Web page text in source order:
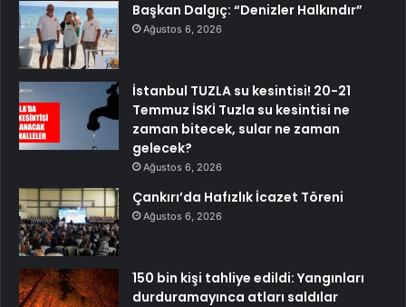
Başkan Dalgıç: “Denizler Halkındır”
Ağustos 6, 2026
İstanbul TUZLA su kesintisi! 20-21
Temmuz İSKİ Tuzla su kesintisi ne
zaman bitecek, sular ne zaman
gelecek?
Ağustos 6, 2026
Çankırı’da Hafızlık İcazet Töreni
Ağustos 6, 2026
150 bin kişi tahliye edildi: Yangınları
durduramayınca atları saldılar